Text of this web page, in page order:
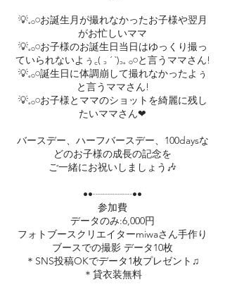
💡𓈒𓂂𓏸お誕生月が撮れなかったお子様や翌月
がお忙しいママ
💡𓈒𓂂𓏸お子様のお誕生日当日はゆっくり撮っ
ていられないよぅ꜀( ꜆ ´ `)꜆𓈒 𓂂𓏸と言うママさん!
💡𓈒𓂂𓏸誕生日に体調崩して撮れなかったよぅ
と言うママさん!
💡𓈒𓂂𓏸お子様とママのショットを綺麗に残し
たいママさん❤
バースデー、ハーフバースデー、100daysな
どのお子様の成長の記念を
ご一緒にお祝いしましょう🎶
••┈┈┈┈••
参加費
データのみ:6,000円
フォトブースクリエイターmiwaさん手作り
ブースでの撮影 データ10枚
＊SNS投稿OKでデータ1枚プレゼント♫
＊貸衣装無料